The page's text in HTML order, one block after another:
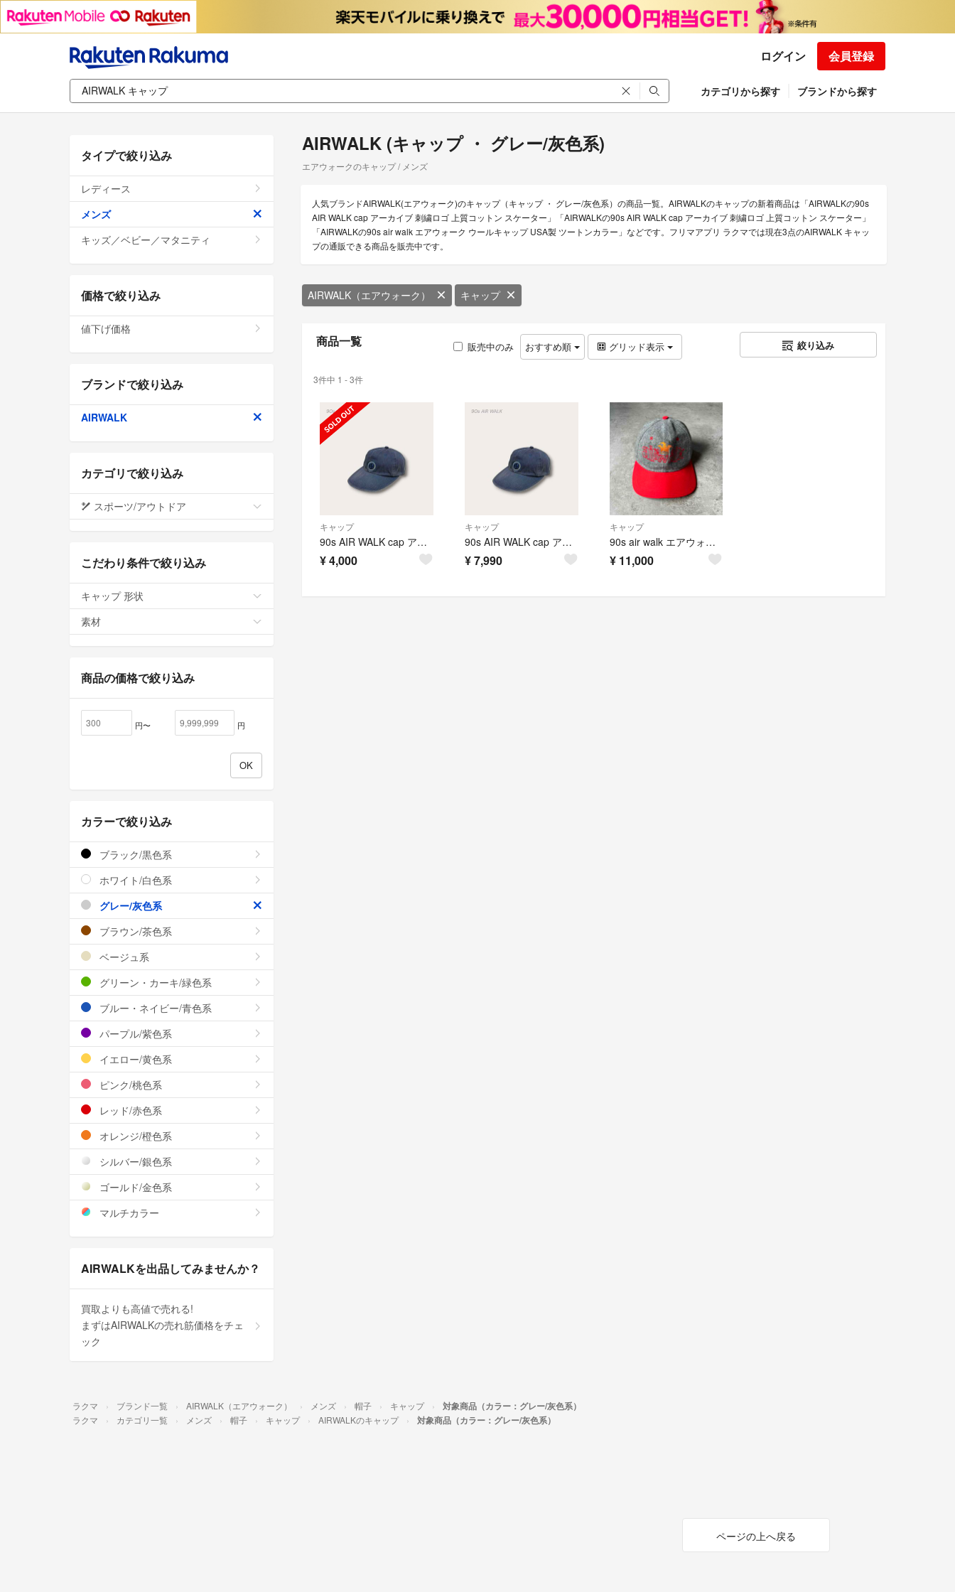
ログイン 会員登録
カテゴリから探す ブランドから探す
AIRWALK (キャップ ・ グレー/灰色系)
エアウォークのキャップ / メンズ
人気ブランドAIRWALK(エアウォーク)のキャップ（キャップ ・ グレー/灰色系）の商品一覧。AIRWALKのキャップの新着商品は「AIRWALKの90s
AIR WALK cap アーカイブ 刺繍ロゴ 上質コットン スケーター」「AIRWALKの90s AIR WALK cap アーカイブ 刺繍ロゴ 上質コットン スケーター」
「AIRWALKの90s air walk エアウォーク ウールキャップ USA製 ツートンカラー」などです。フリマアプリ ラクマでは現在3点のAIRWALK キャッ
プの通販できる商品を販売中です。
AIRWALK（エアウォーク） キャップ
商品一覧 販売中のみ おすすめ順 グリッド表示 絞り込み
3件中 1 - 3件
キャップ
90s AIR WALK cap アーカイブ 刺繍ロゴ 上質コットン スケーター
¥4,000
キャップ
90s AIR WALK cap アーカイブ 刺繍ロゴ 上質コットン スケーター
¥7,990
キャップ
90s air walk エアウォーク ウールキャップ USA製 ツートンカラー
¥ 11,000
タイプで絞り込み
レディース
メンズ
キッズ／ベビー／マタニティ
価格で絞り込み
値下げ価格
ブランドで絞り込み
AIRWALK
カテゴリで絞り込み
スポーツ/アウトドア
こだわり条件で絞り込み
キャップ 形状
素材
商品の価格で絞り込み
円〜 円
カラーで絞り込み
ブラック/黒色系
ホワイト/白色系
グレー/灰色系
ブラウン/茶色系
ベージュ系
グリーン・カーキ/緑色系
ブルー・ネイビー/青色系
パープル/紫色系
イエロー/黄色系
ピンク/桃色系
レッド/赤色系
オレンジ/橙色系
シルバー/銀色系
ゴールド/金色系
マルチカラー
AIRWALKを出品してみませんか？
買取よりも高値で売れる!
まずはAIRWALKの売れ筋価格をチェ
ック
ラクマ ブランド一覧 AIRWALK（エアウォーク） メンズ 帽子 キャップ 対象商品（カラー：グレー/灰色系）
ラクマ カテゴリ一覧 メンズ 帽子 キャップ AIRWALKのキャップ 対象商品（カラー：グレー/灰色系）
ページの上へ戻る